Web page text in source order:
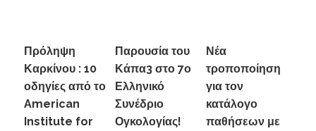
Πρόληψη
Καρκίνου : 10
οδηγίες από το
American
Institute for
Παρουσία του
Κάπα3 στο 7ο
Ελληνικό
Συνέδριο
Ογκολογίας!
Νέα
τροποποίηση
για τον
κατάλογο
παθήσεων με